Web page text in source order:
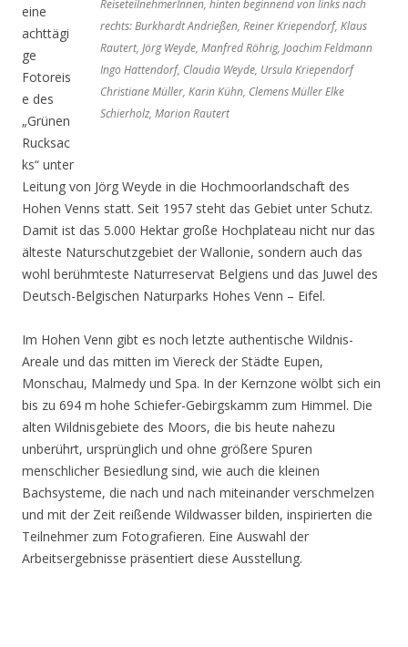
ReiseteilnehmerInnen, hinten beginnend von links nach
rechts: Burkhardt Andrießen, Reiner Kriependorf, Klaus
Rautert, Jörg Weyde, Manfred Röhrig, Joachim Feldmann
Ingo Hattendorf, Claudia Weyde, Ursula Kriependorf
Christiane Müller, Karin Kühn, Clemens Müller Elke
Schierholz, Marion Rautert
eine
achttägi
ge
Fotoreis
e des
„Grünen
Rucksac
ks“ unter
Leitung von Jörg Weyde in die Hochmoorlandschaft des
Hohen Venns statt. Seit 1957 steht das Gebiet unter Schutz.
Damit ist das 5.000 Hektar große Hochplateau nicht nur das
älteste Naturschutzgebiet der Wallonie, sondern auch das
wohl berühmteste Naturreservat Belgiens und das Juwel des
Deutsch-Belgischen Naturparks Hohes Venn – Eifel.
Im Hohen Venn gibt es noch letzte authentische Wildnis-
Areale und das mitten im Viereck der Städte Eupen,
Monschau, Malmedy und Spa. In der Kernzone wölbt sich ein
bis zu 694 m hohe Schiefer-Gebirgskamm zum Himmel. Die
alten Wildnisgebiete des Moors, die bis heute nahezu
unberührt, ursprünglich und ohne größere Spuren
menschlicher Besiedlung sind, wie auch die kleinen
Bachsysteme, die nach und nach miteinander verschmelzen
und mit der Zeit reißende Wildwasser bilden, inspirierten die
Teilnehmer zum Fotografieren. Eine Auswahl der
Arbeitsergebnisse präsentiert diese Ausstellung.